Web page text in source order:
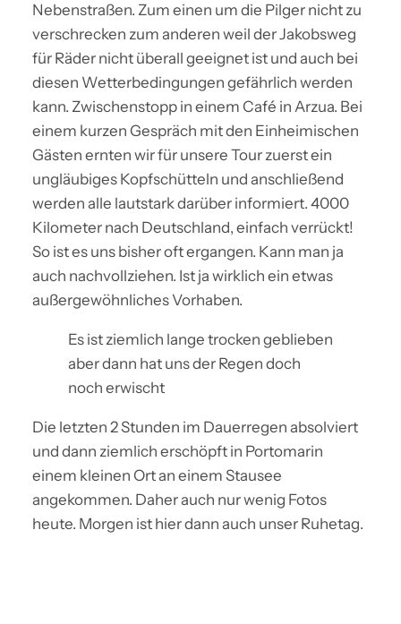
Nebenstraßen. Zum einen um die Pilger nicht zu
verschrecken zum anderen weil der Jakobsweg
für Räder nicht überall geeignet ist und auch bei
diesen Wetterbedingungen gefährlich werden
kann. Zwischenstopp in einem Café in Arzua. Bei
einem kurzen Gespräch mit den Einheimischen
Gästen ernten wir für unsere Tour zuerst ein
ungläubiges Kopfschütteln und anschließend
werden alle lautstark darüber informiert. 4000
Kilometer nach Deutschland, einfach verrückt!
So ist es uns bisher oft ergangen. Kann man ja
auch nachvollziehen. Ist ja wirklich ein etwas
außergewöhnliches Vorhaben.
Es ist ziemlich lange trocken geblieben
aber dann hat uns der Regen doch
noch erwischt
Die letzten 2 Stunden im Dauerregen absolviert
und dann ziemlich erschöpft in Portomarin
einem kleinen Ort an einem Stausee
angekommen. Daher auch nur wenig Fotos
heute. Morgen ist hier dann auch unser Ruhetag.